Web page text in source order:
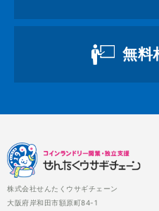
無料
株式会社せんたくウサギチェーン
大阪府岸和田市額原町84-1